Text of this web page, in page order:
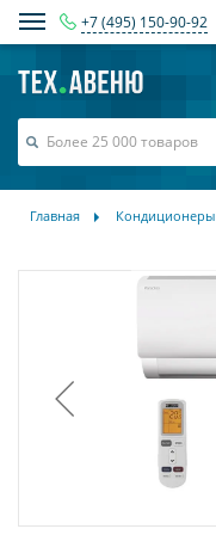
+7 (495) 150-90-92
Главная Кондиционеры